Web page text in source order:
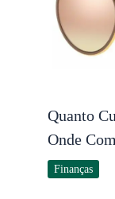
Quanto
Onde
Finanças